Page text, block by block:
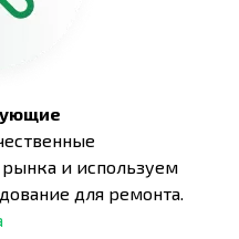
и используем
для ремонта.